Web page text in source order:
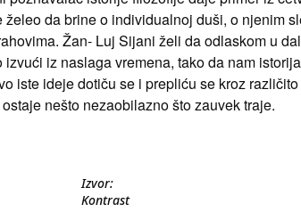
da brine o individualnoj duši, o njenim
Žan- Luj Sijani želi da odlaskom u
iz naslaga vremena, tako da nam
iste ideje dotiču se i prepliću se kroz
nešto nezaobilazno što zauvek traje.
Izvor:
Kontrast